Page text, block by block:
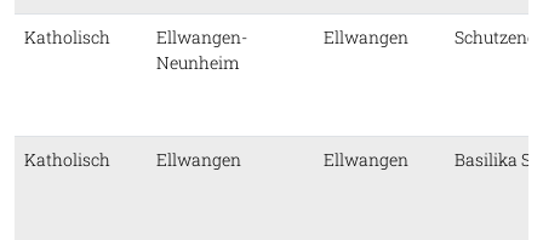
Katholisch
Ellwangen-
Neunheim
Ellwangen
Katholisch Ellwangen Ellwangen Basilika